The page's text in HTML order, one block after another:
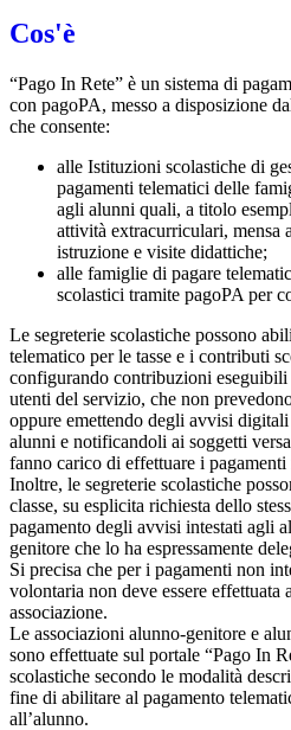
Cos'è
“Pago In Rete” è un sistema di
con pagoPA, messo a disposizione
che consente:
alle Istituzioni scolastiche di
pagamenti telematici delle
agli alunni quali, a titolo
attività extracurriculari, mensa
istruzione e visite didattiche;
alle famiglie di pagare
scolastici tramite pagoPA per
Le segreterie scolastiche possono
telematico per le tasse e i contributi
configurando contribuzioni
utenti del servizio, che non
oppure emettendo degli avvisi
alunni e notificandoli ai soggetti
fanno carico di effettuare i pagamenti
Inoltre, le segreterie scolastiche
classe, su esplicita richiesta dello
pagamento degli avvisi intestati agli
genitore che lo ha espressamente
Si precisa che per i pagamenti non
volontaria non deve essere effettuata
associazione.
Le associazioni alunno-genitore e
sono effettuate sul portale “Pago In
scolastiche secondo le modalità
fine di abilitare al pagamento
all’alunno.